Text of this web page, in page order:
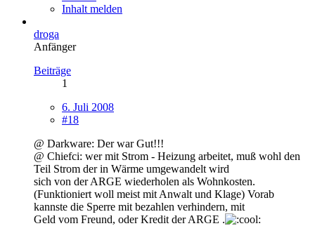
Inhalt melden
droga
Anfänger
Beiträge
1
6. Juli 2008
#18
@ Darkware: Der war Gut!!!
@ Chiefci: wer mit Strom - Heizung arbeitet, muß wohl den
Teil Strom der in Wärme umgewandelt wird
sich von der ARGE wiederholen als Wohnkosten.
(Funktioniert woll meist mit Anwalt und Klage) Vorab
kannste die Sperre mit bezahlen verhindern, mit
Geld vom Freund, oder Kredit der ARGE .